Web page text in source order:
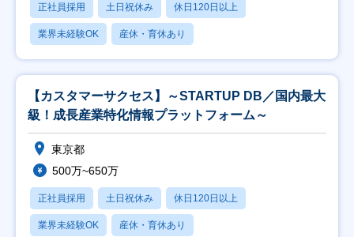
正社員採用 土日祝休み 休日120日以上
業界未経験OK 産休・育休あり
【カスタマーサクセス】～STARTUP DB／国内最大
級！成長産業特化情報プラットフォーム～
東京都
500万~650万
正社員採用 土日祝休み 休日120日以上
業界未経験OK 産休・育休あり